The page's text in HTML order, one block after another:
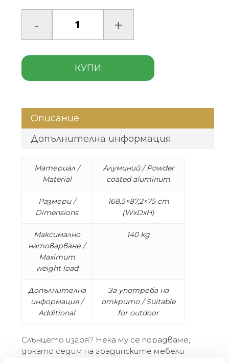
КУПИ
Описание
Допълнителна информация
Материал /
Material
Алуминий / Powder
coated aluminum
Размери /
Dimensions
168,5×87,2×75 cm
(WxDxH)
Максимално
натоварване /
Maximum
weight load
140 kg
Допълнителна
информация /
Additional
За употреба на
открито / Suitable
for outdoor
Слънцето изгря? Нека му се порадваме,
докато седим на градинските мебели